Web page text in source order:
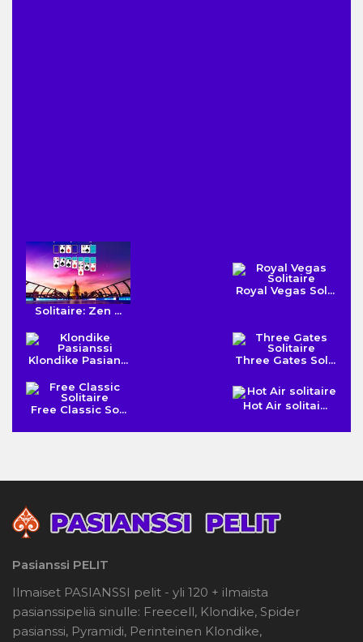
Solitaire: Zen ...
Royal Vegas Sol...
Klondike Pasian... Three Gates Sol...
Free Classic So... Hot Air solitai...
Pasianssi PELIT
Ilmaiset PASIANSSI pelit - yli 120 + ilmaista
pasianssipeliä sinulle: Freecell, Klondike, Spider
pasianssi, Pyramidi, Perinteinen Klondike,